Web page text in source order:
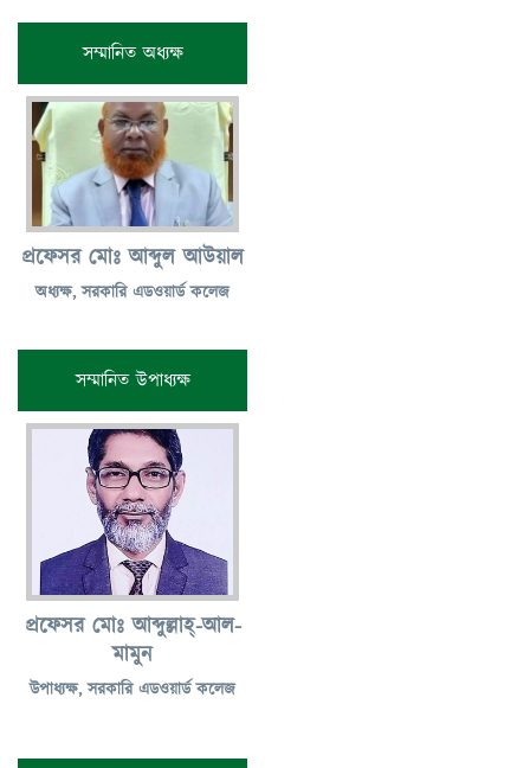
সম্মানিত অধ্যক্ষ
প্রফেসর মোঃ আব্দুল আউয়াল
অধ্যক্ষ, সরকারি এডওয়ার্ড কলেজ
সম্মানিত উপাধ্যক্ষ
প্রফেসর মোঃ আব্দুল্লাহ্-আল-
মামুন
উপাধ্যক্ষ, সরকারি এডওয়ার্ড কলেজ